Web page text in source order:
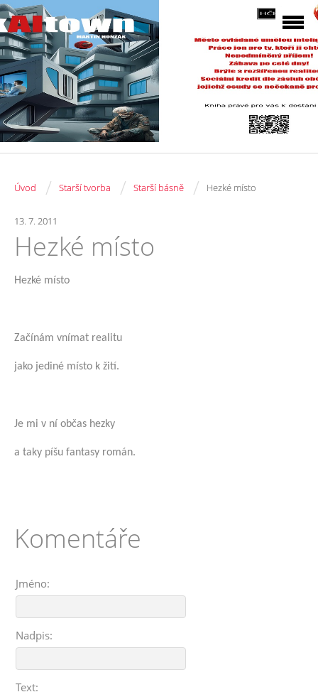
Úvod / Starší tvorba / Starší básně / Hezké místo
13. 7. 2011
Hezké místo
Hezké místo
Začínám vnímat realitu
jako jediné místo k žití.
Je mi v ní občas hezky
a taky píšu fantasy román.
Komentáře
Jméno:
Nadpis:
Text: